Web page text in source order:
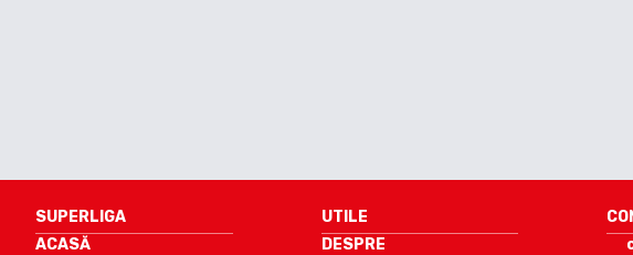
SUPERLIGA
ACASĂ
UTILE
DESPRE